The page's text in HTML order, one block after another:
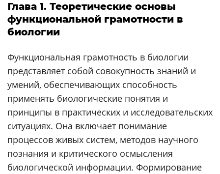
Глава 1. Теоретические основы
функциональной грамотности в
биологии
Функциональная грамотность в биологии
представляет собой совокупность знаний и
умений, обеспечивающих способность
применять биологические понятия и
принципы в практических и исследовательских
ситуациях. Она включает понимание
процессов живых систем, методов научного
познания и критического осмысления
биологической информации. Формирование